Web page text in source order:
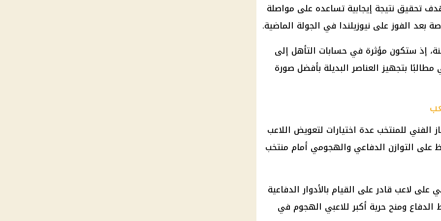
تحقيق نتيجة إيجابية تساعده على مواصلة
إذ ستكون مؤثرة في حسابات التأهل إلى
مطالبًا بتجهيز العناصر البديلة بأفضل صورة
للمنتخب عدة اختيارات لتعويض اللاعب
التوازن الدفاعي والهجومي أمام منتخب
لاعب قادر على القيام بالأدوار الدفاعية
ومنح حرية أكبر للاعبي الهجوم في